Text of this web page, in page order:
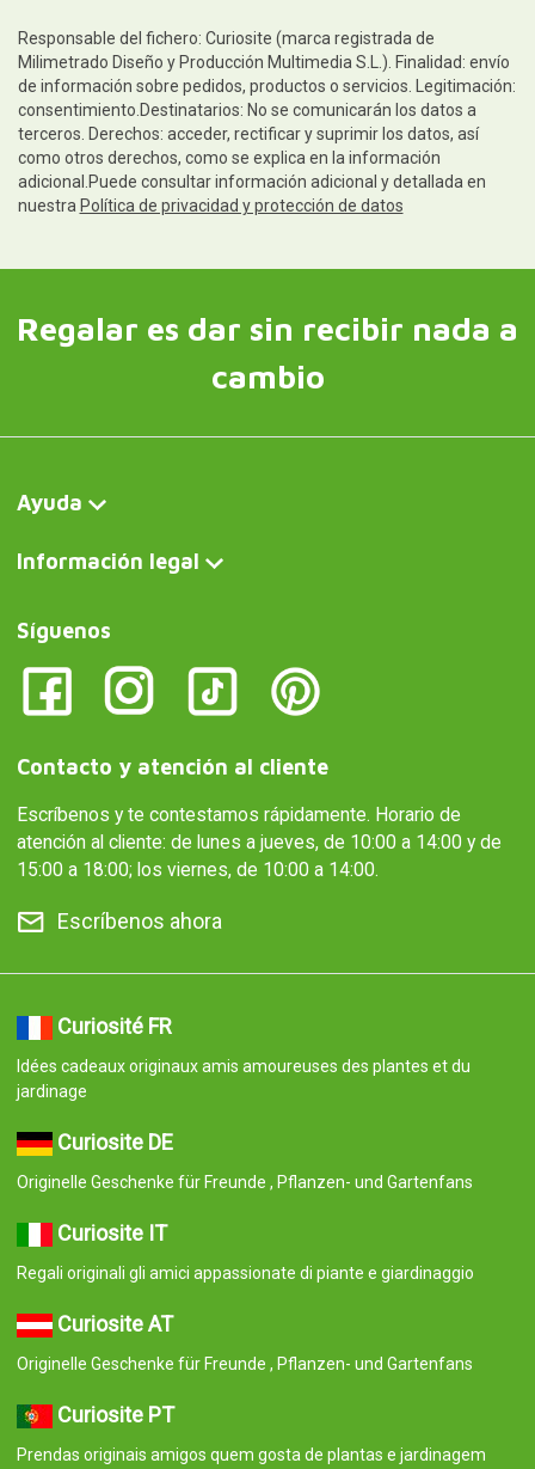
Responsable del fichero: Curiosite (marca registrada de
Milimetrado Diseño y Producción Multimedia S.L.). Finalidad: envío
de información sobre pedidos, productos o servicios. Legitimación:
consentimiento.Destinatarios: No se comunicarán los datos a
terceros. Derechos: acceder, rectificar y suprimir los datos, así
como otros derechos, como se explica en la información
adicional.Puede consultar información adicional y detallada en
nuestra Política de privacidad y protección de datos
Regalar es dar sin recibir nada a
cambio
Ayuda
Información legal
Síguenos
Contacto y atención al cliente
Escríbenos y te contestamos rápidamente. Horario de
atención al cliente: de lunes a jueves, de 10:00 a 14:00 y de
15:00 a 18:00; los viernes, de 10:00 a 14:00.
Escríbenos ahora
Curiosité FR
Idées cadeaux originaux amis amoureuses des plantes et du
jardinage
Curiosite DE
Originelle Geschenke für Freunde , Pflanzen- und Gartenfans
Curiosite IT
Regali originali gli amici appassionate di piante e giardinaggio
Curiosite AT
Originelle Geschenke für Freunde , Pflanzen- und Gartenfans
Curiosite PT
Prendas originais amigos quem gosta de plantas e jardinagem